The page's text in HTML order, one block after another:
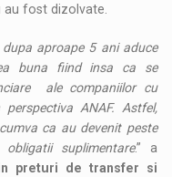
fost dizolvate.
aproape 5 ani aduce
buna fiind insa ca se
ale companiilor cu
ANAF. Astfel,
ca au devenit peste
suplimentare.” a
preturi de transfer si